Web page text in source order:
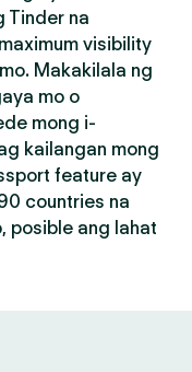
Tinder na
visibility
Makakilala ng
mo o
mong i-
kailangan mong
feature ay
countries na
posible ang lahat